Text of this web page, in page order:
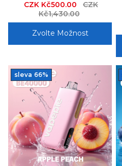
Sale
price
CZK Kč500.00
Regular
CZK
Kč1,430.00
Zvolte Možnost
sleva 66%